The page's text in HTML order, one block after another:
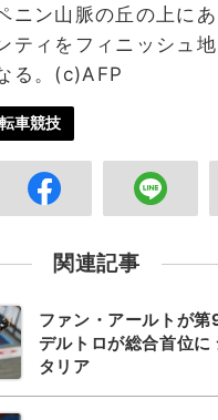
ニン山脈の丘の上に
ティをフィニッシュ
る。(c)AFP
車競技
関連記事
ファン・アールトが第
デルトロが総合首位に
タリア